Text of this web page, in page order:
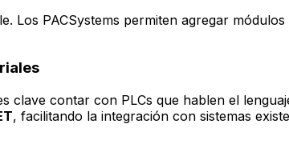
Los PACSystems permiten agregar
clave contar con PLCs que hablen el
, facilitando la integración con sistemas